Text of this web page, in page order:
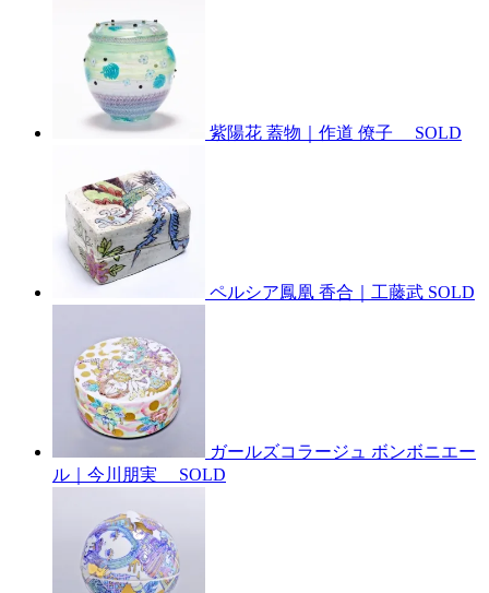
紫陽花 蓋物｜作道 僚子 SOLD
ペルシア鳳凰 香合｜工藤武 SOLD
ガールズコラージュ ボンボニエー
ル｜今川朋実
SOLD